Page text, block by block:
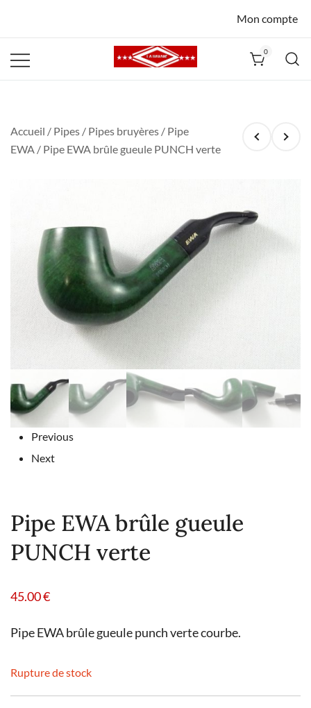
Mon compte
0
Accueil / Pipes / Pipes bruyères / Pipe
EWA / Pipe EWA brûle gueule PUNCH verte
Previous
Next
Pipe EWA brûle gueule
PUNCH verte
45.00€
Pipe EWA brûle gueule punch verte courbe.
Rupture de stock